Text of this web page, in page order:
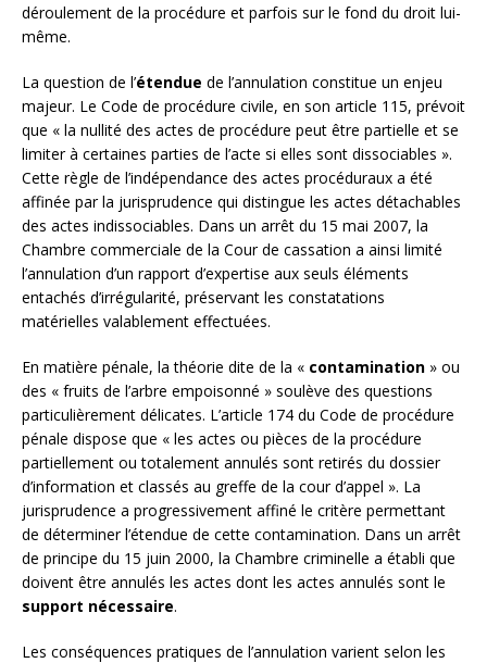
déroulement de la procédure et parfois sur le fond du droit lui-
même.
La question de l’étendue de l’annulation constitue un enjeu
majeur. Le Code de procédure civile, en son article 115, prévoit
que « la nullité des actes de procédure peut être partielle et se
limiter à certaines parties de l’acte si elles sont dissociables ».
Cette règle de l’indépendance des actes procéduraux a été
affinée par la jurisprudence qui distingue les actes détachables
des actes indissociables. Dans un arrêt du 15 mai 2007, la
Chambre commerciale de la Cour de cassation a ainsi limité
l’annulation d’un rapport d’expertise aux seuls éléments
entachés d’irrégularité, préservant les constatations
matérielles valablement effectuées.
En matière pénale, la théorie dite de la « contamination » ou
des « fruits de l’arbre empoisonné » soulève des questions
particulièrement délicates. L’article 174 du Code de procédure
pénale dispose que « les actes ou pièces de la procédure
partiellement ou totalement annulés sont retirés du dossier
d’information et classés au greffe de la cour d’appel ». La
jurisprudence a progressivement affiné le critère permettant
de déterminer l’étendue de cette contamination. Dans un arrêt
de principe du 15 juin 2000, la Chambre criminelle a établi que
doivent être annulés les actes dont les actes annulés sont le
support nécessaire.
Les conséquences pratiques de l’annulation varient selon les